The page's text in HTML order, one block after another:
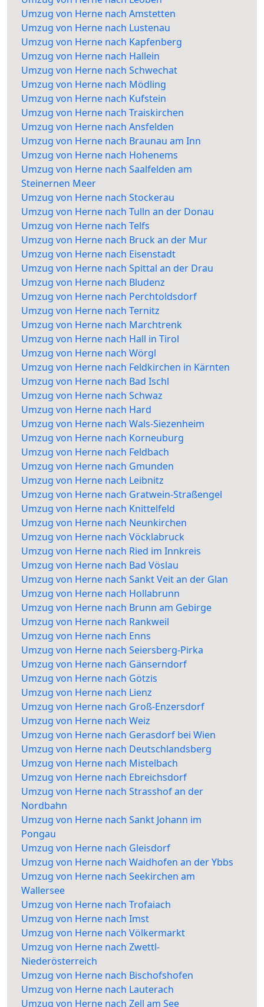
Umzug von Herne nach Amstetten
Umzug von Herne nach Lustenau
Umzug von Herne nach Kapfenberg
Umzug von Herne nach Hallein
Umzug von Herne nach Schwechat
Umzug von Herne nach Mödling
Umzug von Herne nach Kufstein
Umzug von Herne nach Traiskirchen
Umzug von Herne nach Ansfelden
Umzug von Herne nach Braunau am Inn
Umzug von Herne nach Hohenems
Umzug von Herne nach Saalfelden am
Steinernen Meer
Umzug von Herne nach Stockerau
Umzug von Herne nach Tulln an der Donau
Umzug von Herne nach Telfs
Umzug von Herne nach Bruck an der Mur
Umzug von Herne nach Eisenstadt
Umzug von Herne nach Spittal an der Drau
Umzug von Herne nach Bludenz
Umzug von Herne nach Perchtoldsdorf
Umzug von Herne nach Ternitz
Umzug von Herne nach Marchtrenk
Umzug von Herne nach Hall in Tirol
Umzug von Herne nach Wörgl
Umzug von Herne nach Feldkirchen in Kärnten
Umzug von Herne nach Bad Ischl
Umzug von Herne nach Schwaz
Umzug von Herne nach Hard
Umzug von Herne nach Wals-Siezenheim
Umzug von Herne nach Korneuburg
Umzug von Herne nach Feldbach
Umzug von Herne nach Gmunden
Umzug von Herne nach Leibnitz
Umzug von Herne nach Gratwein-Straßengel
Umzug von Herne nach Knittelfeld
Umzug von Herne nach Neunkirchen
Umzug von Herne nach Vöcklabruck
Umzug von Herne nach Ried im Innkreis
Umzug von Herne nach Bad Vöslau
Umzug von Herne nach Sankt Veit an der Glan
Umzug von Herne nach Hollabrunn
Umzug von Herne nach Brunn am Gebirge
Umzug von Herne nach Rankweil
Umzug von Herne nach Enns
Umzug von Herne nach Seiersberg-Pirka
Umzug von Herne nach Gänserndorf
Umzug von Herne nach Götzis
Umzug von Herne nach Lienz
Umzug von Herne nach Groß-Enzersdorf
Umzug von Herne nach Weiz
Umzug von Herne nach Gerasdorf bei Wien
Umzug von Herne nach Deutschlandsberg
Umzug von Herne nach Mistelbach
Umzug von Herne nach Ebreichsdorf
Umzug von Herne nach Strasshof an der
Nordbahn
Umzug von Herne nach Sankt Johann im
Pongau
Umzug von Herne nach Gleisdorf
Umzug von Herne nach Waidhofen an der Ybbs
Umzug von Herne nach Seekirchen am
Wallersee
Umzug von Herne nach Trofaiach
Umzug von Herne nach Imst
Umzug von Herne nach Völkermarkt
Umzug von Herne nach Zwettl-
Niederösterreich
Umzug von Herne nach Bischofshofen
Umzug von Herne nach Lauterach
Umzug von Herne nach Zell am See